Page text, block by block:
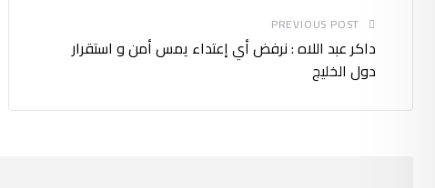
PREVIOUS POST
داكر عبد اللاه : نرفض أي إعتداء يمس أمن و استقرار
دول الخليج